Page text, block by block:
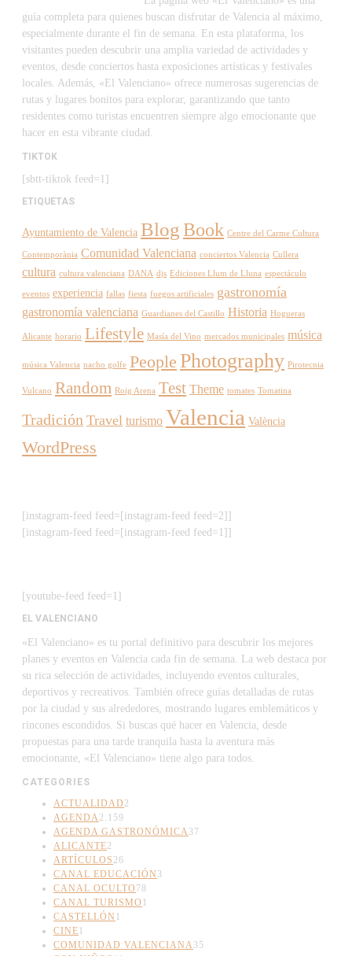
guía completa para quienes buscan disfrutar de Valencia al máximo,
especialmente durante el fin de semana. En esta plataforma, los
visitantes pueden descubrir una amplia variedad de actividades y
eventos, desde conciertos hasta exposiciones artísticas y festivales
locales. Además, «El Valenciano» ofrece numerosas sugerencias de
rutas y lugares bonitos para explorar, garantizando que tanto
residentes como turistas encuentren siempre algo emocionante que
hacer en esta vibrante ciudad.
TIKTOK
[sbtt-tiktok feed=1]
ETIQUETAS
Ayuntamiento de Valencia BlogBook Centre del Carme Cultura
Contemporània Comunidad Valenciana conciertos Valencia Cullera
cultura cultura valenciana DANA djs Ediciones Llum de Lluna espectáculo
eventos experiencia fallas fiesta fuegos artificiales gastronomía
gastronomía valenciana Guardianes del Castillo Historia Hogueras
Alicante horario Lifestyle Masía del Vino mercados municipales música
música Valencia nacho golfe People Photography Pirotecnia
Vulcano Random Roig Arena Test Theme tomates Tomatina
Tradición Travel turismo Valencia València
WordPress
[instagram-feed feed=[instagram-feed feed=2]]
[instagram-feed feed=[instagram-feed feed=1]]
[youtube-feed feed=1]
EL VALENCIANO
«El Valenciano» es tu portal definitivo para descubrir los mejores
planes y eventos en Valencia cada fin de semana. La web destaca por
su rica selección de actividades, incluyendo eventos culturales,
deportivos y recreativos. También ofrece guías detalladas de rutas
por la ciudad y sus alrededores, mostrando lugares emblemáticos y
rincones escondidos. Si buscas qué hacer en Valencia, desde
propuestas para una tarde tranquila hasta la aventura más
emocionante, «El Valenciano» tiene algo para todos.
CATEGORIES
ACTUALIDAD 2
AGENDA2.159
AGENDA GASTRONÓMICA37
ALICANTE2
ARTÍCULOS 26
CANAL EDUCACIÓN 3
CANAL OCULTO 78
CANAL TURISMO 1
CASTELLÓN 1
CINE1
COMUNIDAD VALENCIANA35